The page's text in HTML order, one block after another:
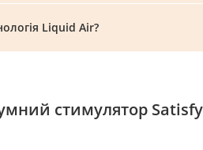
Liquid Air?
стимулятор